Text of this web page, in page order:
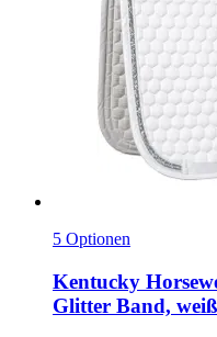
5 Optionen
Kentucky
Glitter Band,